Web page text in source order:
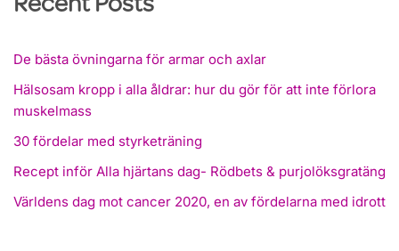
Recent Posts
De bästa övningarna för armar och axlar
Hälsosam kropp i alla åldrar: hur du gör för att inte förlora
muskelmass
30 fördelar med styrketräning
Recept inför Alla hjärtans dag- Rödbets & purjolöksgratäng
Världens dag mot cancer 2020, en av fördelarna med idrott